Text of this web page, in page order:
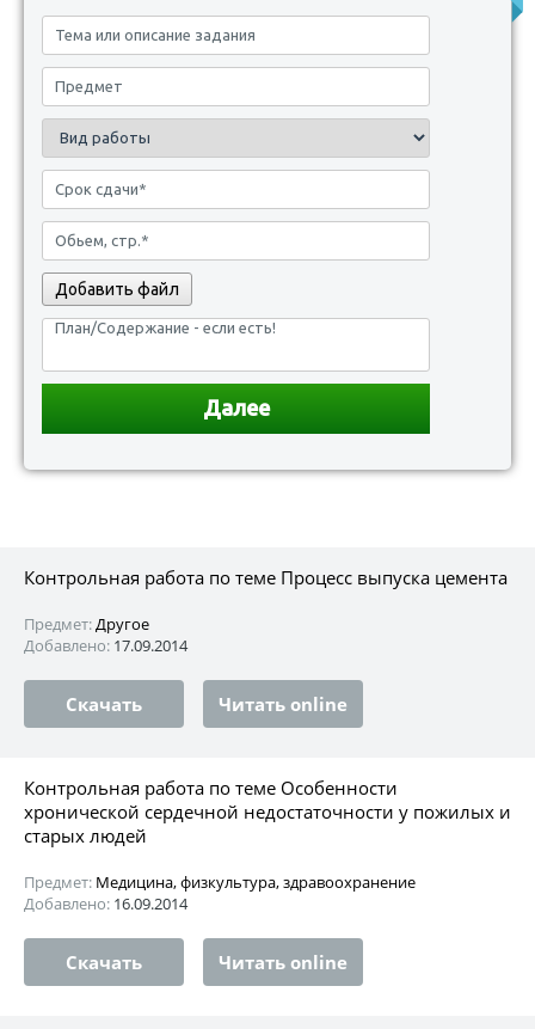
Добавить файл
Контрольная работа по теме Процесс выпуска цемента
Предмет:Другое
Добавлено: 17.09.2014
Скачать Читать online
Контрольная работа по теме Особенности
хронической сердечной недостаточности у пожилых и
старых людей
Предмет: Медицина, физкультура, здравоохранение
Добавлено: 16.09.2014
Скачать Читать online